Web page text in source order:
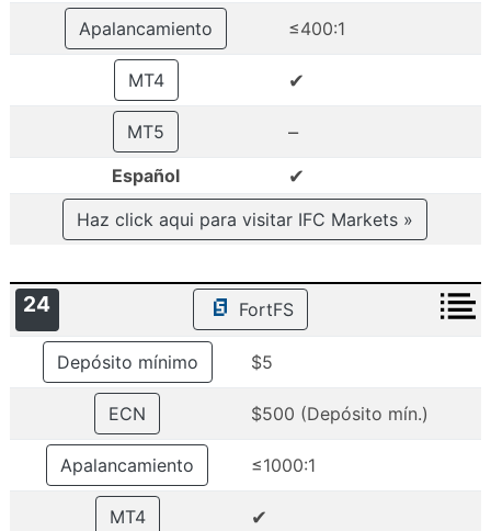
Apalancamiento ≤400:1
MT4 ✔
MT5 –
Español ✔
Haz click aqui para visitar IFC Markets »
24 FortFS
Depósito mínimo $5
ECN $500 (Depósito mín.)
Apalancamiento ≤1000:1
MT4 ✔